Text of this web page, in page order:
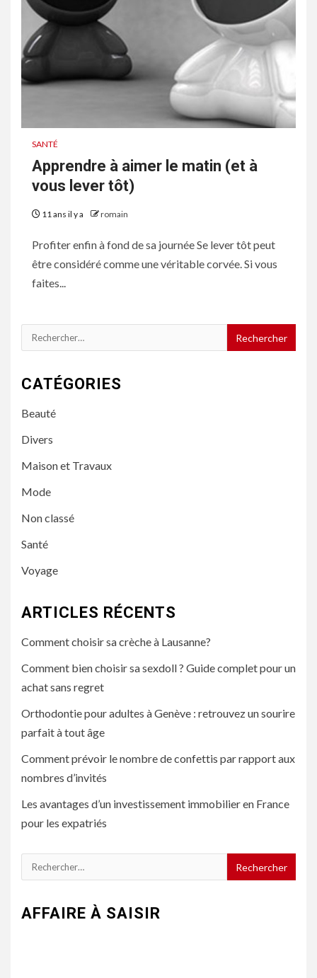
SANTÉ
Apprendre à aimer le matin (et à
vous lever tôt)
11 ans il y a romain
Profiter enfin à fond de sa journée Se lever tôt peut
être considéré comme une véritable corvée. Si vous
faites...
Rechercher :
CATÉGORIES
Beauté
Divers
Maison et Travaux
Mode
Non classé
Santé
Voyage
ARTICLES RÉCENTS
Comment choisir sa crèche à Lausanne?
Comment bien choisir sa sexdoll ? Guide complet pour un
achat sans regret
Orthodontie pour adultes à Genève : retrouvez un sourire
parfait à tout âge
Comment prévoir le nombre de confettis par rapport aux
nombres d’invités
Les avantages d’un investissement immobilier en France
pour les expatriés
Rechercher :
AFFAIRE À SAISIR